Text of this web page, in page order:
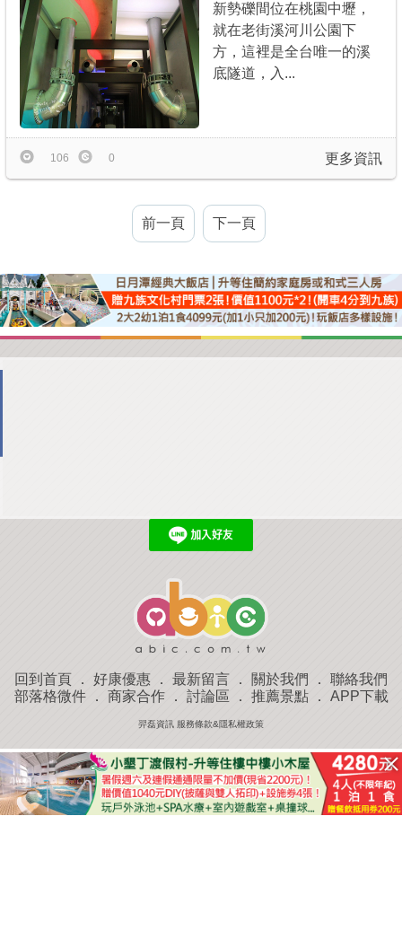
新勢礫間位在桃園中壢，
就在老街溪河川公園下
方，這裡是全台唯一的溪
底隧道，入...
更多資訊
106 0
前一頁 下一頁
回到首頁 ． 好康優惠 ． 最新留言 ． 關於我們 ． 聯絡我們
部落格微件． 商家合作． 討論區 ． 推薦景點． APP下載
羿磊資訊 服務條款&隱私權政策